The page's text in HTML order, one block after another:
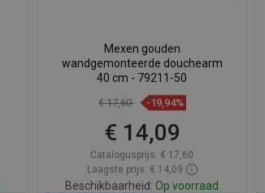
Mexen gouden
wandgemonteerde douchearm
40 cm - 79211-50
€ 17,60 -19,94%
€ 14,09
Catalogusprijs: € 17,60
Laagste prijs: € 14,09
Beschikbaarheid: Op voorraad